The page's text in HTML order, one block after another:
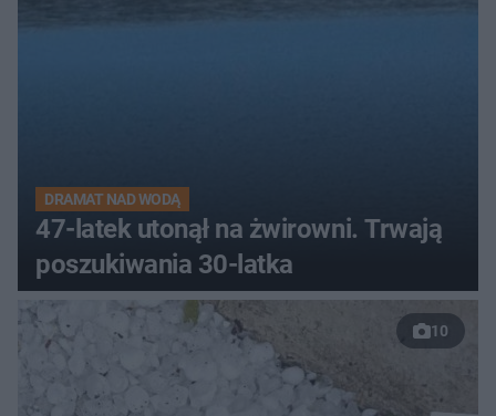
DRAMAT NAD WODĄ
47-latek utonął na żwirowni. Trwają
poszukiwania 30-latka
10